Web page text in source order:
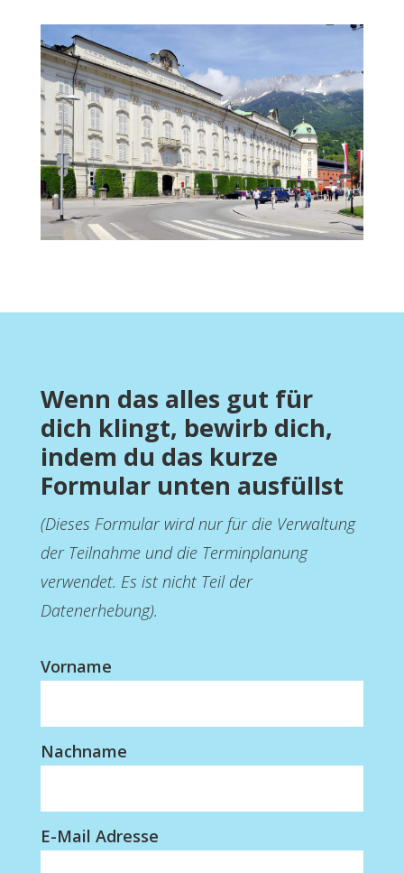
Wenn das alles gut für
dich klingt, bewirb dich,
indem du das kurze
Formular unten ausfüllst
(Dieses Formular wird nur für die Verwaltung
der Teilnahme und die Terminplanung
verwendet. Es ist nicht Teil der
Datenerhebung).
Vorname
Nachname
E-Mail Adresse